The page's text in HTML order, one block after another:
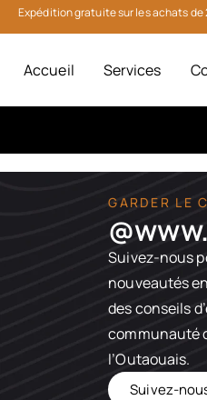
Expédition gratuite sur les achats
Accueil Services
GARDER LE
Suivez-nous
nouveautés
des conseils
communauté
l’Outaouais.
Suivez-